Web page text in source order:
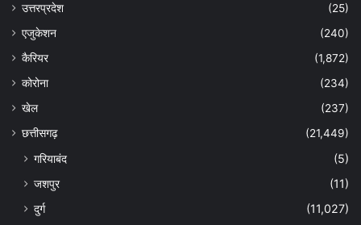
उत्तरप्रदेश
(25)
एजुकेशन
(240)
कैरियर
(1,872)
कोरोना
(234)
खेल
(237)
छत्तीसगढ़
(21,449)
गरियाबंद
(5)
जशपुर
(11)
दुर्ग
(11,027)